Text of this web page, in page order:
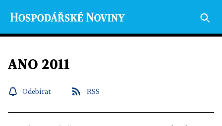
ANO 2011
Odebírat RSS